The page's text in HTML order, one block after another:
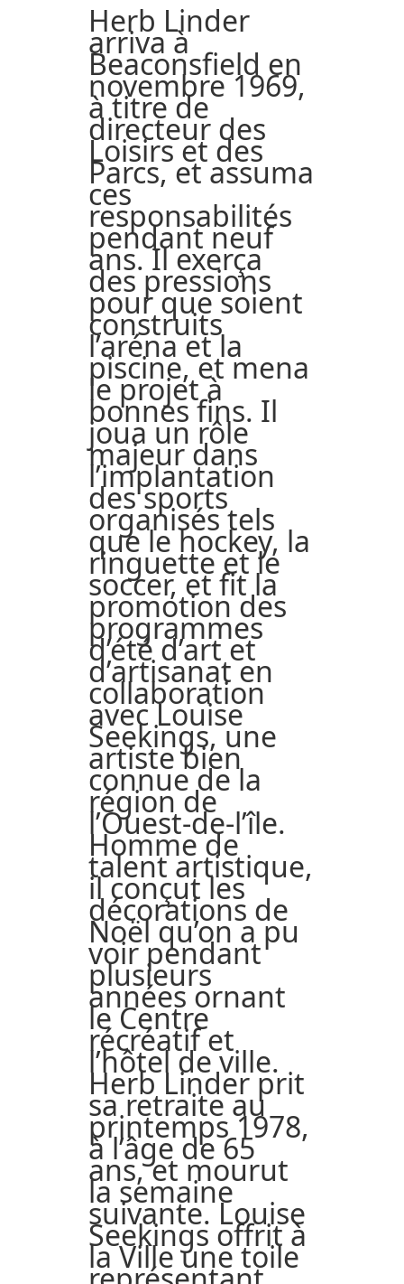
Herb Linder
arriva à
Beaconsfield en
novembre 1969,
à titre de
directeur des
Loisirs et des
Parcs, et assuma
ces
responsabilités
pendant neuf
ans. Il exerça
des pressions
pour que soient
construits
l’aréna et la
piscine, et mena
le projet à
bonnes fins. Il
joua un rôle
majeur dans
l’implantation
des sports
organisés tels
que le hockey, la
ringuette et le
soccer, et fit la
promotion des
programmes
d’été d’art et
d’artisanat en
collaboration
avec Louise
Seekings, une
artiste bien
connue de la
région de
l’Ouest-de-l’île.
Homme de
talent artistique,
il conçut les
décorations de
Noël qu’on a pu
voir pendant
plusieurs
années ornant
le Centre
récréatif et
l’hôtel de ville.
Herb Linder prit
sa retraite au
printemps 1978,
à l’âge de 65
ans, et mourut
la semaine
suivante. Louise
Seekings offrit à
la Ville une toile